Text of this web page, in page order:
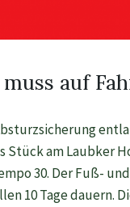
auf
Stück am Laubker
30. Der Fuß-
10 Tage